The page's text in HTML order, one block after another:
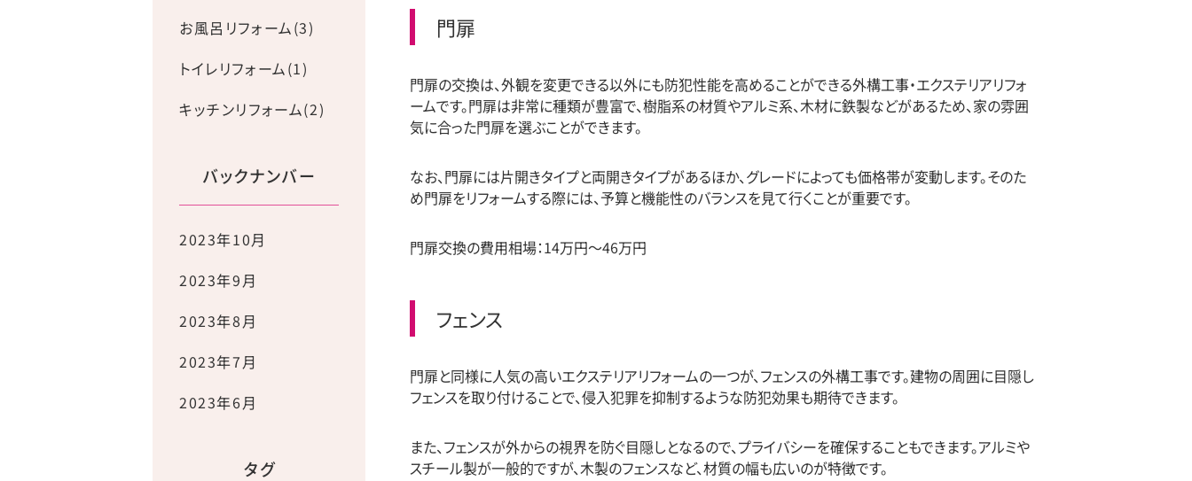
門扉
門扉の交換は、外観を変更できる以外にも防犯性能を高めることができる外構工事・エクステリアリフォ
ームです。門扉は非常に種類が豊富で、樹脂系の材質やアルミ系、木材に鉄製などがあるため、家の雰囲
気に合った門扉を選ぶことができます。
なお、門扉には片開きタイプと両開きタイプがあるほか、グレードによっても価格帯が変動します。そのた
め門扉をリフォームする際には、予算と機能性のバランスを見て行くことが重要です。
門扉交換の費用相場：14万円〜46万円
フェンス
門扉と同様に人気の高いエクステリアリフォームの一つが、フェンスの外構工事です。建物の周囲に目隠し
フェンスを取り付けることで、侵入犯罪を抑制するような防犯効果も期待できます。
また、フェンスが外からの視界を防ぐ目隠しとなるので、プライバシーを確保することもできます。アルミや
スチール製が一般的ですが、木製のフェンスなど、材質の幅も広いのが特徴です。
お風呂リフォーム(3)
トイレリフォーム(1)
キッチンリフォーム(2)
バックナンバー
2023年10月
2023年9月
2023年8月
2023年7月
2023年6月
タグ